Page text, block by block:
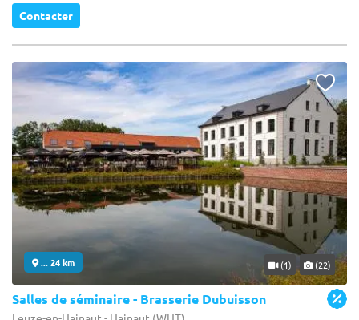
Contacter
... 24 km (1) (22)
Salles de séminaire - Brasserie Dubuisson